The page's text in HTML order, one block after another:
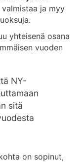
ja myy
yhteisenä osana
vuoden
NY-
sitä
on sopinut,